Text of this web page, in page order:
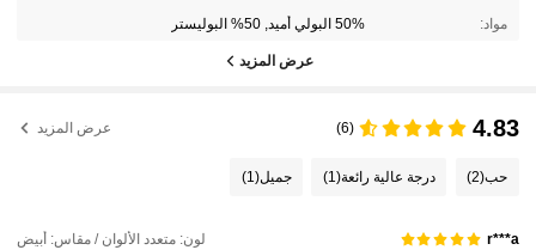
مواد: 50% البولي أميد, 50% البوليستر
عرض المزيد
4.83
(6) عرض المزيد
حب(2) درجة عالية رائعة(1) جميل(1)
r***a لون: متعدد الألوان / مقاس: أبيض